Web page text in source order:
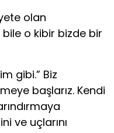
olan
bile o kibir bizde bir
gibi.” Biz
başlarız. Kendi
ve uçlarını